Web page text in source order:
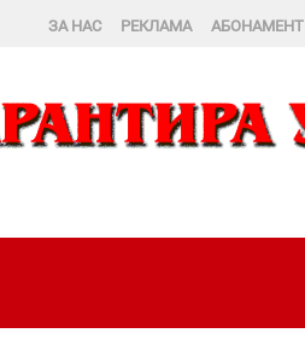
ЗА НАС РЕКЛАМА АБОНАМЕНТ